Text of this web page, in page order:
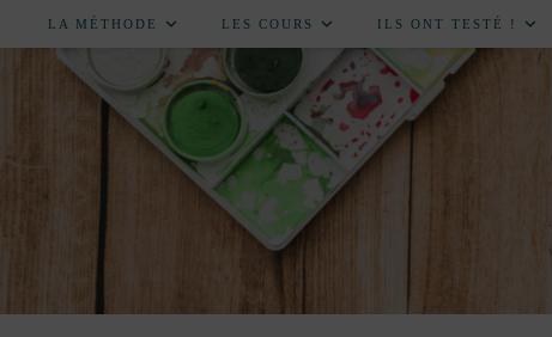
LA MÉTHODE LES COURS ILS ONT TESTÉ !